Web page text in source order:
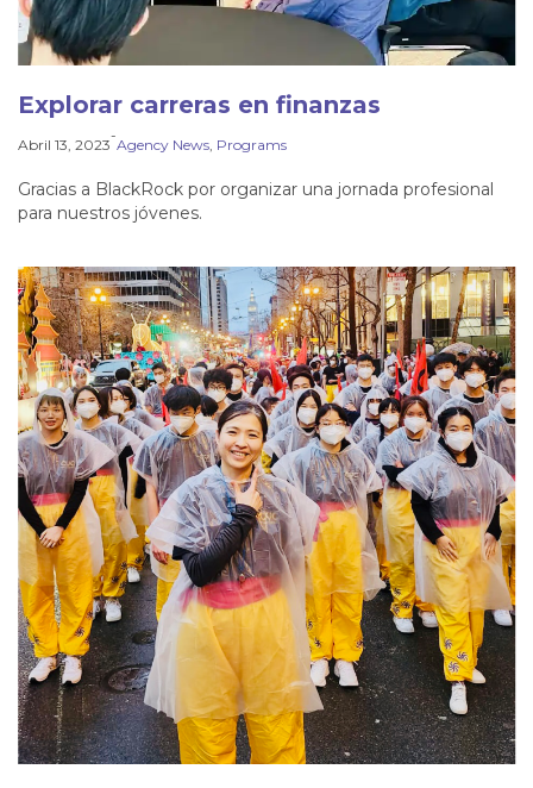
Explorar carreras en finanzas
Abril 13, 2023-Agency News Programs
Gracias a BlackRock por organizar una jornada profesional
para nuestros jóvenes.